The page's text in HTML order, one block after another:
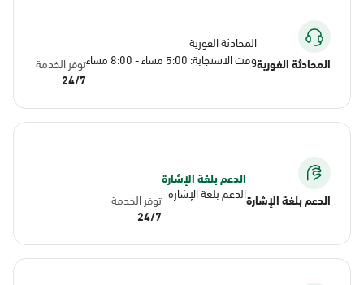
المحادثة الفورية
المحادثة الفورية
وقت الاستجابة: 5:00 مساء - 8:00 مساء
توفر الخدمة
24/7
الدعم بلغة الإشارة
الدعم بلغة الإشارة
الدعم بلغة الإشارة توفر الخدمة
24/7